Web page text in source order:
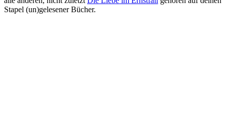
Stapel (un)gelesener Bücher.